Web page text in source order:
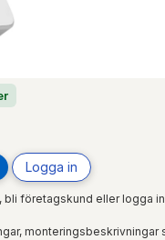
Logga in
bli företagskund eller logga
monteringsbeskrivningar